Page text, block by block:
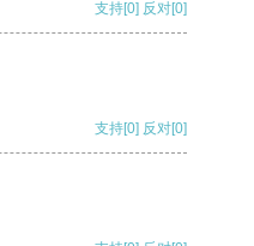
支持[0] 反对[0]
支持[0] 反对[0]